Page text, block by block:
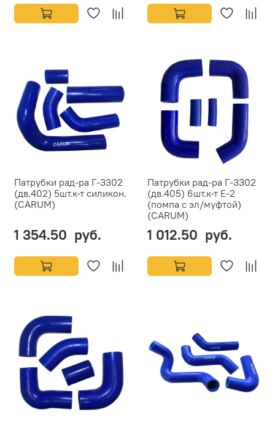
Патрубки рад-ра Г-3302
(дв.402) 5шт.к-т силикон.
(CARUM)
1 354.50 руб.
Патрубки рад-ра Г-3302
(дв.405) 6шт.к-т Е-2
(помпа с эл/муфтой)
(CARUM)
1 012.50 руб.